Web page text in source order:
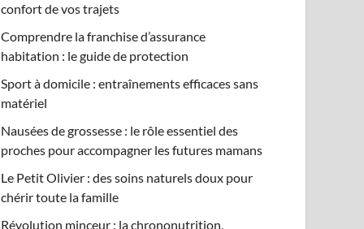
confort de vos trajets
Comprendre la franchise d’assurance
habitation : le guide de protection
Sport à domicile : entraînements efficaces sans
matériel
Nausées de grossesse : le rôle essentiel des
proches pour accompagner les futures mamans
Le Petit Olivier : des soins naturels doux pour
chérir toute la famille
Révolution minceur : la chrononutrition,